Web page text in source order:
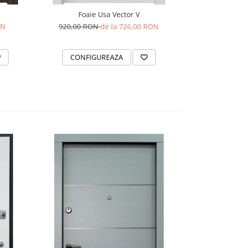
Foaie Usa Vector V
920,00 RONde la 726,00 RON
CONFIGUREAZA